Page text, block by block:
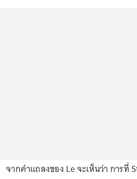
จากคำแถลงของ Le จะเห็นว่า การที่